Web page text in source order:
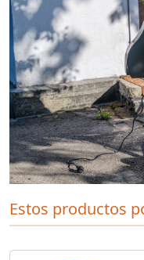
Estos productos